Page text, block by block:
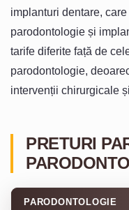
implanturi dentare,
parodontologie și
tarife diferite față de
parodontologie,
intervenții chirurgicale
PRETURI
PARODONTOLOGIE